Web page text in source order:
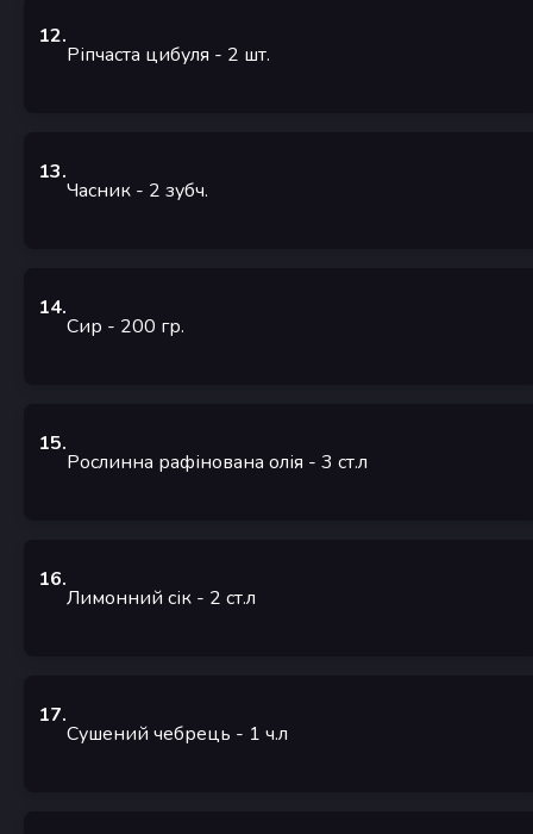
12.
Ріпчаста цибуля - 2 шт.
13.
Часник - 2 зубч.
14.
Сир - 200 гр.
15.
Рослинна рафінована олія - 3 ст.л
16.
Лимонний сік - 2 ст.л
17.
Сушений чебрець - 1 ч.л